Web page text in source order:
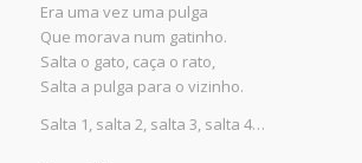
Era uma vez uma pulga
Que morava num gatinho.
Salta o gato, caça o rato,
Salta a pulga para o vizinho.
Salta 1, salta 2, salta 3, salta 4…